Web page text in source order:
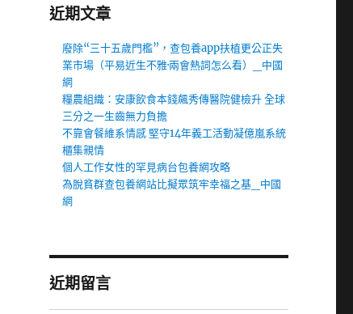
近期文章
廢除“三十五歲門檻”，查包養app扶植更公正失
業市場（平易近生不雅·兩會熱詞怎么看）_中國
網
糧農組織：安康飲食本錢飆秀傳醫院健檢升 全球
三分之一生齒無力負擔
不靠會餐維系情感 堅守14年義工活動凝億嵐系統
櫃集親情
個人工作女性的罕見病台包養網攻略
為脫貧群查包養網站比擬眾筑牢幸福之基_中國
網
近期留言